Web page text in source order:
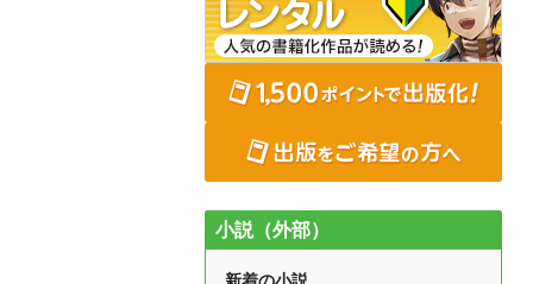
小説（外部）